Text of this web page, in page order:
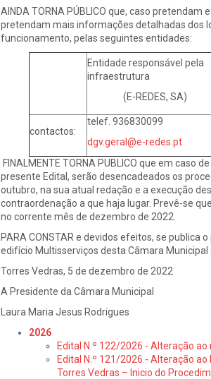
AINDA TORNA PÚBLICO que, caso
pretendam mais informações detalhadas dos
funcionamento, pelas seguintes entidades:
Entidade responsável pela
infraestrutura
(E-REDES, SA)
contactos:
telef. 936830099
dgv.geral@e-redes.pt
FINALMENTE TORNA PUBLICO que em
presente Edital, serão desencadeados os
outubro, na sua atual redação e a execução
contraordenação a que haja lugar. Prevê-se
no corrente mês de dezembro de 2022.
PARA CONSTAR e devidos efeitos, se publica
edifício Multisserviços desta Câmara Municipal
Torres Vedras, 5 de dezembro de 2022
A Presidente da Câmara Municipal
Laura Maria Jesus Rodrigues
2026
Edital N.º 122/2026 - Alteração
Edital N.º 121/2026 - Alteração
Torres Vedras – Inicio do